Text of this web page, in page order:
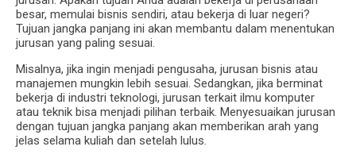
besar, memulai bisnis sendiri, atau bekerja di luar negeri?
Tujuan jangka panjang ini akan membantu dalam menentukan
jurusan yang paling sesuai.
Misalnya, jika ingin menjadi pengusaha, jurusan bisnis atau
manajemen mungkin lebih sesuai. Sedangkan, jika berminat
bekerja di industri teknologi, jurusan terkait ilmu komputer
atau teknik bisa menjadi pilihan terbaik. Menyesuaikan jurusan
dengan tujuan jangka panjang akan memberikan arah yang
jelas selama kuliah dan setelah lulus.